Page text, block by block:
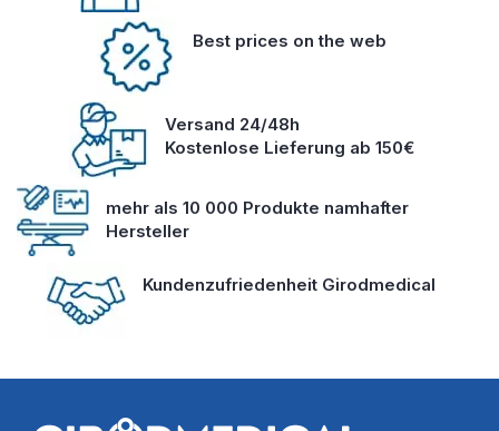
Best prices on the web
Versand 24/48h
Kostenlose Lieferung ab 150€
mehr als 10 000 Produkte namhafter
Hersteller
Kundenzufriedenheit Girodmedical